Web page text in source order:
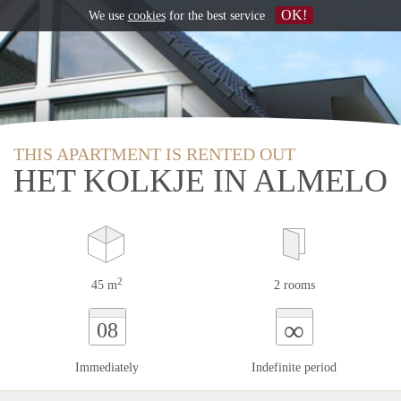
THIS APARTMENT IS RENTED OUT
HET KOLKJE IN ALMELO
45 m2 2 rooms
08
Immediately
∞
Indefinite period
We use cookiesfor the best service OK!